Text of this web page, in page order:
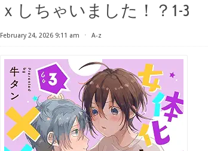
ｘしちゃいました！？1-3
February 24, 2026 9:11 am ⋅ A-z